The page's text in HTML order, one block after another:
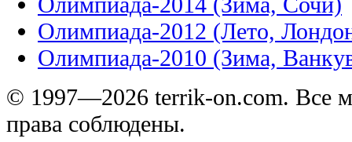
Олимпиада-2012 (Лето,
Олимпиада-2010 (Зима,
© 1997—2026 terrik-on.com. Все
права соблюдены.